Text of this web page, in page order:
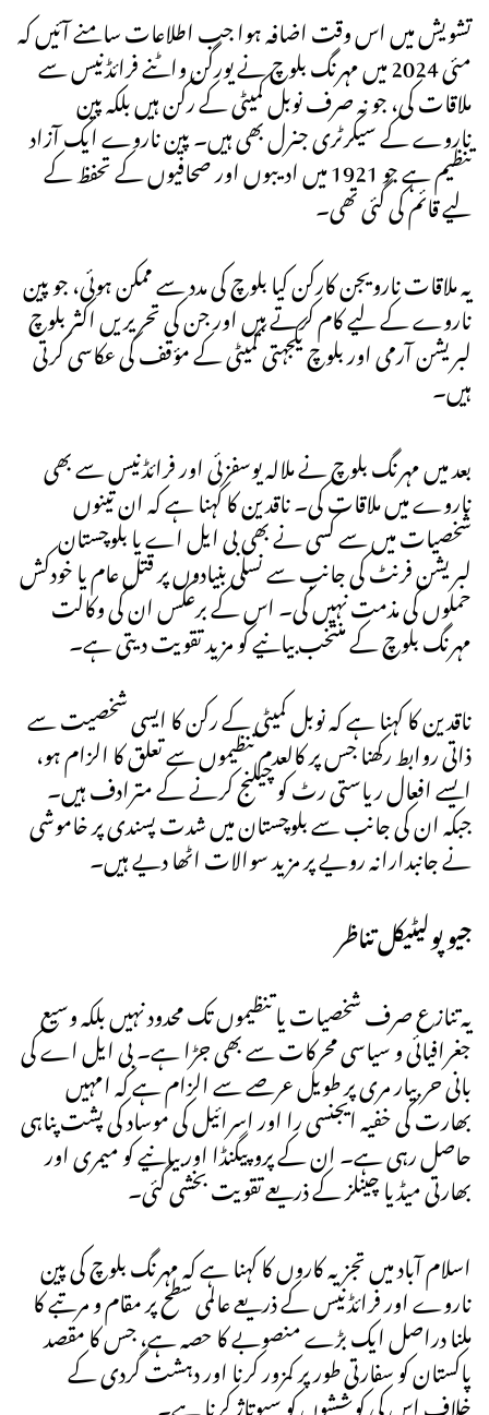
تشویش میں اس وقت اضافہ ہوا جب اطلاعات سامنے آئیں کہ
مئی 2024 میں مہرنگ بلوچ نے یورگن واٹنے فرائڈنیس سے
ملاقات کی، جو نہ صرف نوبل کمیٹی کے رکن ہیں بلکہ پین
ناروے کے سیکرٹری جنرل بھی ہیں۔ پین ناروے ایک آزاد
تنظیم ہے جو 1921 میں ادیبوں اور صحافیوں کے تحفظ کے
لیے قائم کی گئی تھی۔
یہ ملاقات نارویجن کارکن کیا بلوچ کی مدد سے ممکن ہوئی، جو پین
ناروے کے لیے کام کرتے ہیں اور جن کی تحریریں اکثر بلوچ
لبریشن آرمی اور بلوچ یکجہتی کمیٹی کے مؤقف کی عکاسی کرتی
ہیں۔
بعد میں مہرنگ بلوچ نے ملالہ یوسفزئی اور فرائڈنیس سے بھی
ناروے میں ملاقات کی۔ ناقدین کا کہنا ہے کہ ان تینوں
شخصیات میں سے کسی نے بھی بی ایل اے یا بلوچستان
لبریشن فرنٹ کی جانب سے نسلی بنیادوں پر قتل عام یا خودکش
حملوں کی مذمت نہیں کی۔ اس کے برعکس ان کی وکالت
مہرنگ بلوچ کے منتخب بیانیے کو مزید تقویت دیتی ہے۔
ناقدین کا کہنا ہے کہ نوبل کمیٹی کے رکن کا ایسی شخصیت سے
ذاتی روابط رکھنا جس پر کالعدم تنظیموں سے تعلق کا الزام ہو،
ایسے افعال ریاستی رٹ کو چیلنج کرنے کے مترادف ہیں۔
جبکہ ان کی جانب سے بلوچستان میں شدت پسندی پر خاموشی
نے جانبدارانہ رویے پر مزید سوالات اٹھا دیے ہیں۔
جیو پولیٹیکل تناظر
یہ تنازع صرف شخصیات یا تنظیموں تک محدود نہیں بلکہ وسیع
جغرافیائی و سیاسی محرکات سے بھی جڑا ہے۔ بی ایل اے کی
بانی حربیار مری پر طویل عرصے سے الزام ہے کہ امہیں
بھارت کی خفیہ ایجنسی را اور اسرائیل کی موساد کی پشت پناہی
حاصل رہی ہے۔ ان کے پروپیگنڈا اور بیانیے کو میمری اور
بھارتی میڈیا چینلز کے ذریعے تقویت بخشی گئی۔
اسلام آباد میں تجزیہ کاروں کا کہنا ہے کہ مہرنگ بلوچ کی پین
ناروے اور فرائڈنیس کے ذریعے عالمی سطح پر مقام و مرتبے کا
ملنا دراصل ایک بڑے منصوبے کا حصہ ہے، جس کا مقصد
پاکستان کو سفارتی طور پر کمزور کرنا اور دہشت گردی کے
خلاف اس کی کوششوں کو سبوتاژ کرنا ہے۔